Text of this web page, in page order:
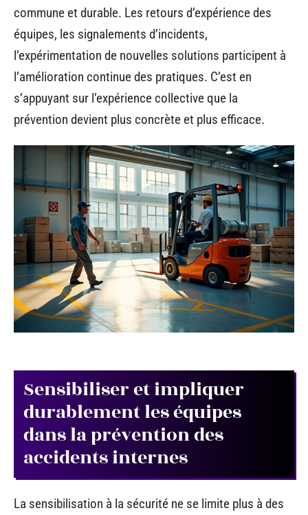
commune et durable. Les retours d’expérience des
équipes, les signalements d’incidents,
l’expérimentation de nouvelles solutions participent à
l’amélioration continue des pratiques. C’est en
s’appuyant sur l’expérience collective que la
prévention devient plus concrète et plus efficace.
Sensibiliser et impliquer
durablement les équipes
dans la prévention des
accidents internes
La sensibilisation à la sécurité ne se limite plus à des